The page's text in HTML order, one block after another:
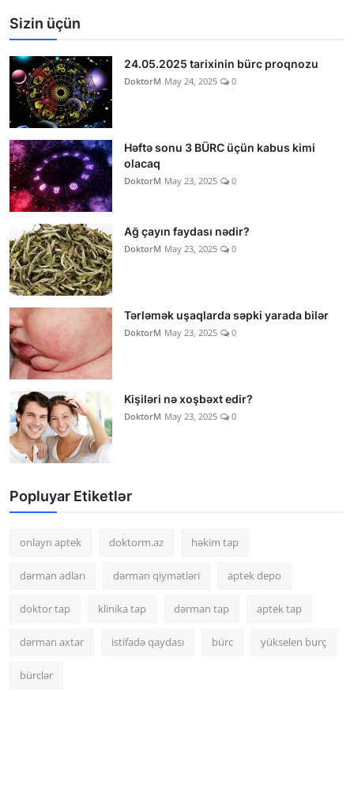
Sizin üçün
24.05.2025 tarixinin bürc proqnozu
DoktorM May 24, 2025 0
Həftə sonu 3 BÜRC üçün kabus kimi
olacaq
DoktorM May 23, 2025 0
Ağ çayın faydası nədir?
DoktorM May 23, 2025 0
Tərləmək uşaqlarda səpki yarada bilər
DoktorM May 23, 2025 0
Kişiləri nə xoşbəxt edir?
DoktorM May 23, 2025 0
Popluyar Etiketlər
onlayn aptek doktorm.az həkim tap
dərman adları dərman qiymətləri aptek depo
doktor tap klinika tap dərman tap aptek tap
dərman axtar istifadə qaydası bürc yükselen burç
bürclər